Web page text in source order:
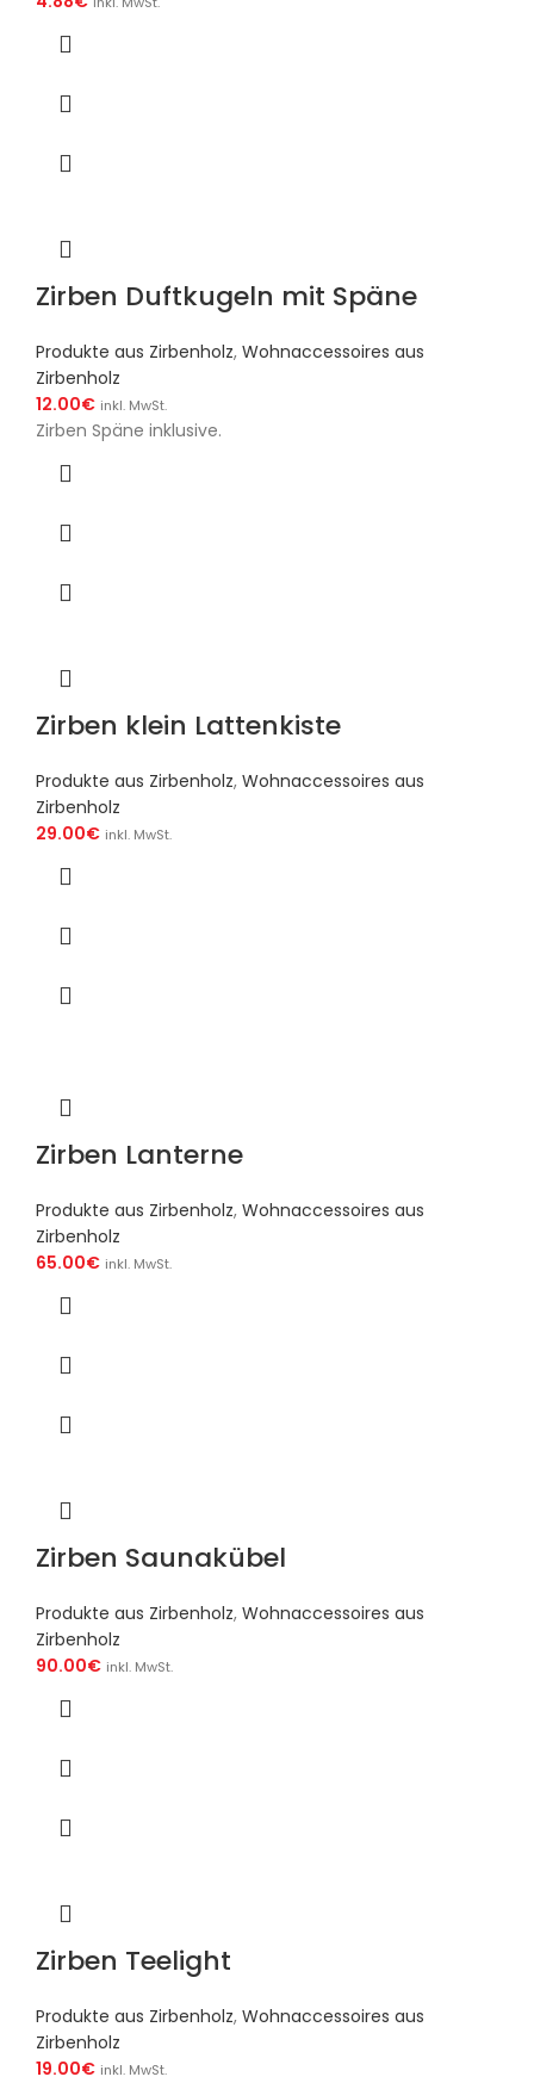
Zirben Duftkugeln mit Späne
Produkte aus Zirbenholz, Wohnaccessoires aus
Zirbenholz
12.00€ inkl. MwSt.
Zirben Späne inklusive.
Zirben klein Lattenkiste
Produkte aus Zirbenholz, Wohnaccessoires aus
Zirbenholz
29.00€ inkl. MwSt.
Zirben Lanterne
Produkte aus Zirbenholz, Wohnaccessoires aus
Zirbenholz
65.00€ inkl. MwSt.
Zirben Saunakübel
Produkte aus Zirbenholz, Wohnaccessoires aus
Zirbenholz
90.00€ inkl. MwSt.
Zirben Teelight
Produkte aus Zirbenholz, Wohnaccessoires aus
Zirbenholz
19.00€ inkl. MwSt.